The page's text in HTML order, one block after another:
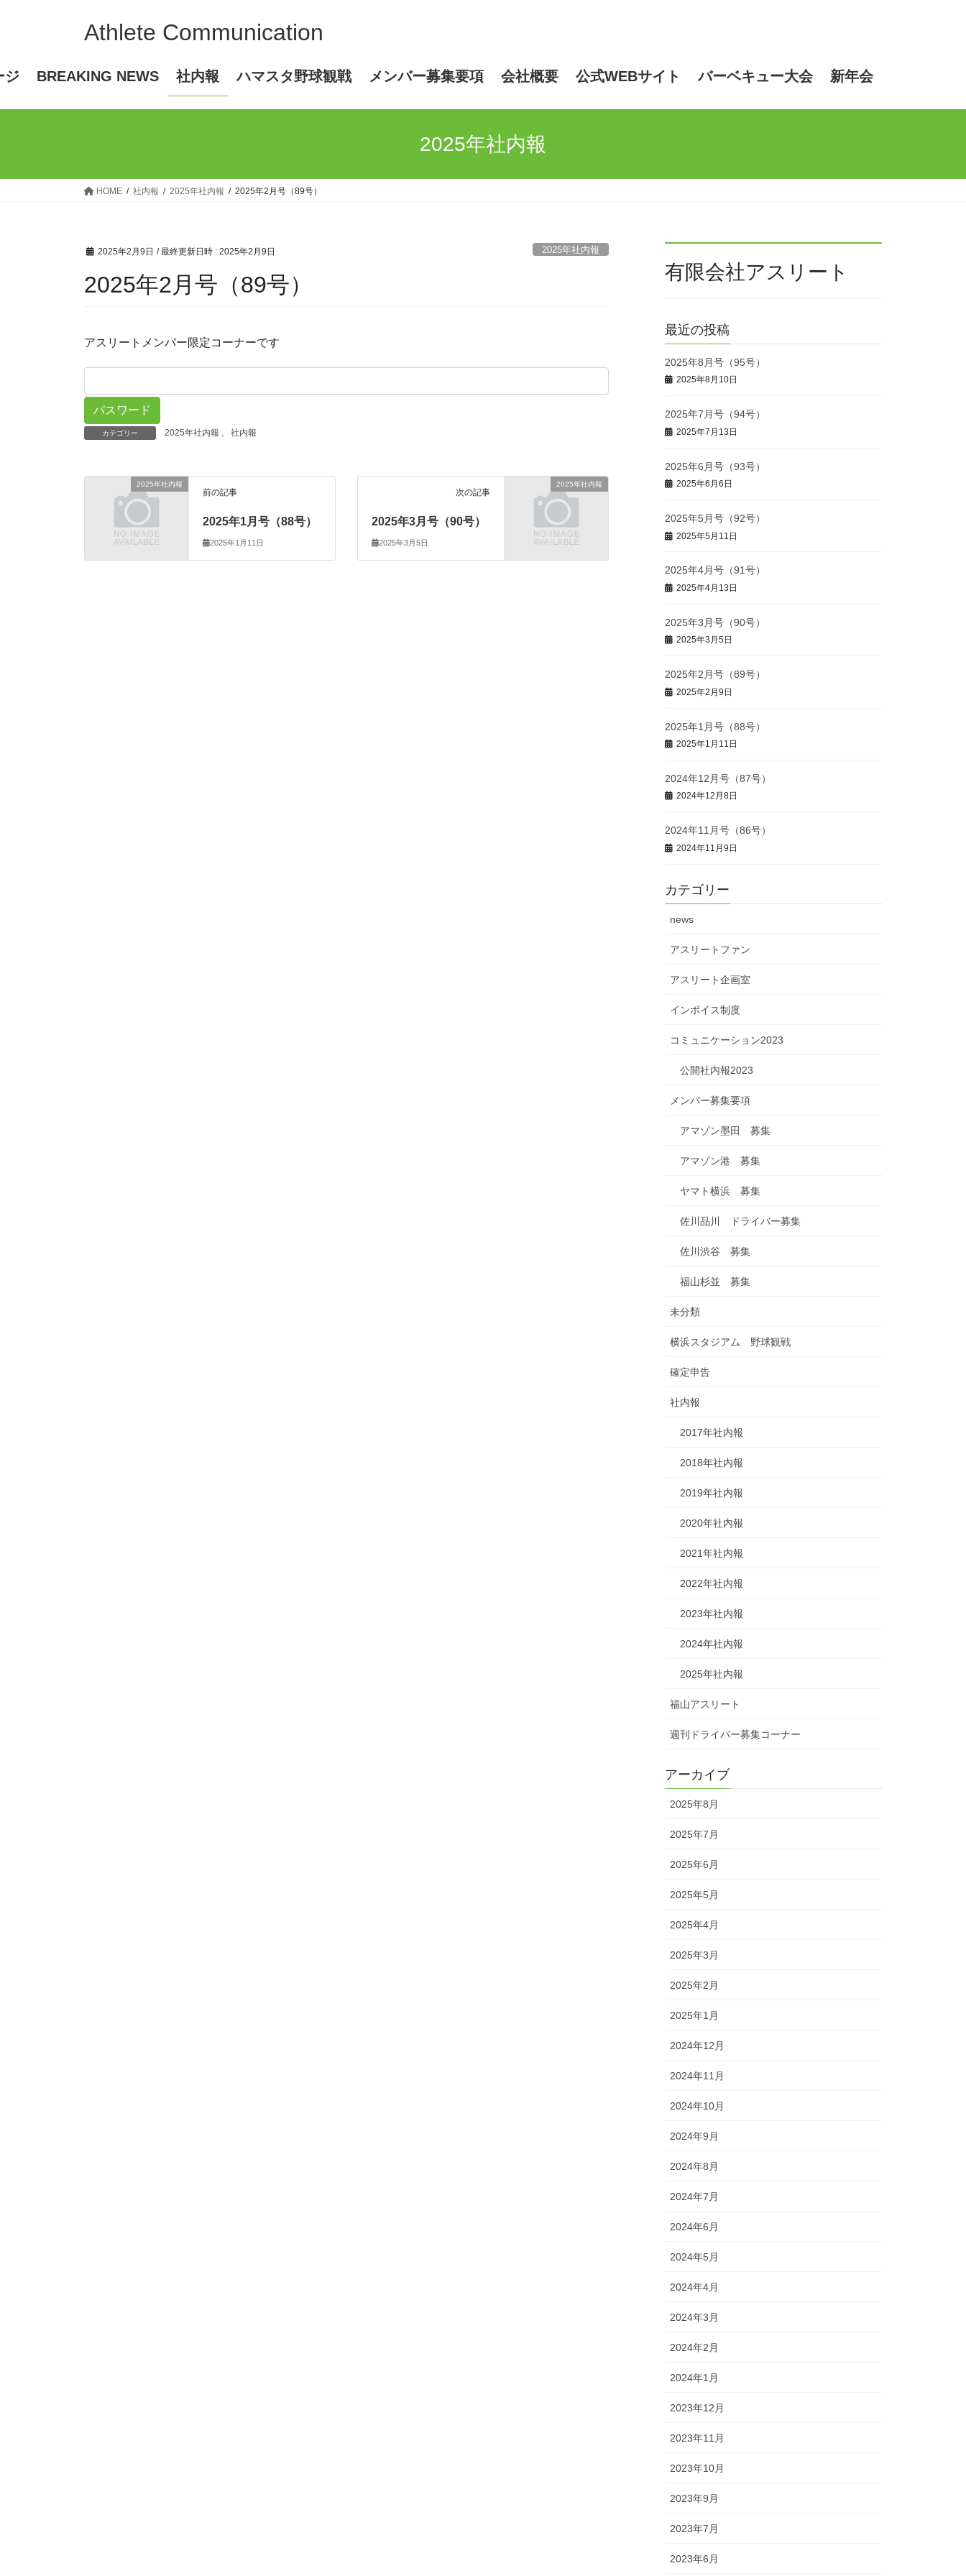
ツ
ス
シ
ン
Athlete Communication
ジ BREAKING NEWS 社内報 ハマスタ野球観戦 メンバー募集要項 会社概要 公式WEBサイト バーベキュー大会 新年会
2025年社内報
HOME 社内報 2025年社内報 2025年2月号（89号）
2025年2月9日 / 最終更新日時 : 2025年2月9日 2025年社内報
2025年2月号（89号）
アスリートメンバー限定コーナーです
カテゴリー 2025年社内報 、 社内報
2025年社内報
前の記事
2025年1月号（88号）
2025年1月11日
2025年社内報
次の記事
2025年3月号（90号）
2025年3月5日
有限会社アスリート
最近の投稿
2025年8月号（95号）
2025年8月10日
2025年7月号（94号）
2025年7月13日
2025年6月号（93号）
2025年6月6日
2025年5月号（92号）
2025年5月11日
2025年4月号（91号）
2025年4月13日
2025年3月号（90号）
2025年3月5日
2025年2月号（89号）
2025年2月9日
2025年1月号（88号）
2025年1月11日
2024年12月号（87号）
2024年12月8日
2024年11月号（86号）
2024年11月9日
カテゴリー
news
アスリートファン
アスリート企画室
インボイス制度
コミュニケーション2023
公開社内報2023
メンバー募集要項
アマゾン墨田 募集
アマゾン港 募集
ヤマト横浜 募集
佐川品川 ドライバー募集
佐川渋谷 募集
福山杉並 募集
未分類
横浜スタジアム 野球観戦
確定申告
社内報
2017年社内報
2018年社内報
2019年社内報
2020年社内報
2021年社内報
2022年社内報
2023年社内報
2024年社内報
2025年社内報
福山アスリート
週刊ドライバー募集コーナー
アーカイブ
2025年8月
2025年7月
2025年6月
2025年5月
2025年4月
2025年3月
2025年2月
2025年1月
2024年12月
2024年11月
2024年10月
2024年9月
2024年8月
2024年7月
2024年6月
2024年5月
2024年4月
2024年3月
2024年2月
2024年1月
2023年12月
2023年11月
2023年10月
2023年9月
2023年7月
2023年6月